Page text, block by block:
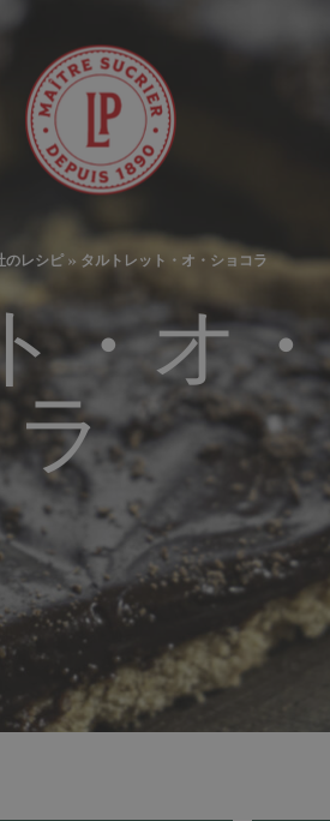
のレシピ» タルトレット・オ・ショコラ
・オ
ラ